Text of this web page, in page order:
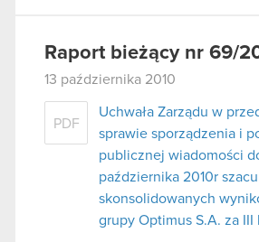
Raport bieżący nr 69/
13 października 2010
PDF
Uchwała Zarządu w
sprawie sporządzenia i
publicznej wiadomości
października 2010r
skonsolidowanych
grupy Optimus S.A. za III